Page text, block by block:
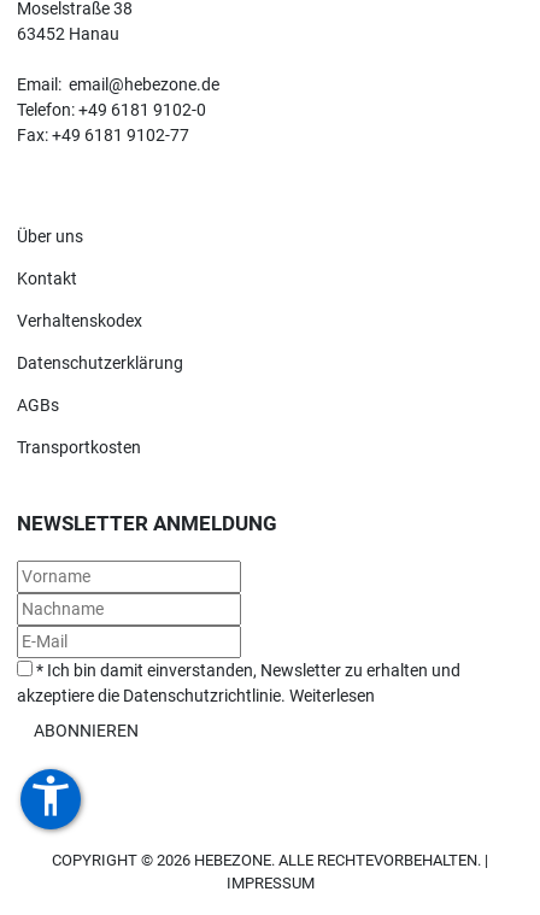
Moselstraße 38
63452 Hanau
Email: email@hebezone.de
Telefon:+49 6181 9102-0
Fax:+49 6181 9102-77
Über uns
Kontakt
Verhaltenskodex
Datenschutzerklärung
AGBs
Transportkosten
NEWSLETTER ANMELDUNG
* Ich bin damit einverstanden, Newsletter zu erhalten und
akzeptiere die Datenschutzrichtlinie. Weiterlesen
ABONNIEREN
COPYRIGHT © 2026 HEBEZONE. ALLE RECHTEVORBEHALTEN. |
IMPRESSUM
accessibility_new